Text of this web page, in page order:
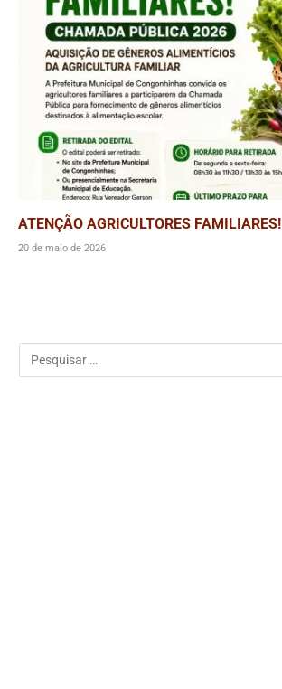
ATENÇÃO AGRICULTORES FAMILIARES!
20 de maio de 2026